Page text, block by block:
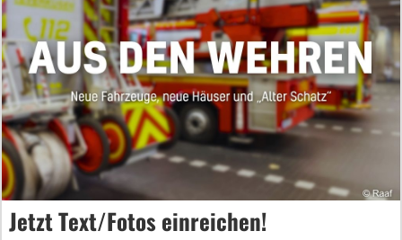
Jetzt Text/Fotos einreichen!